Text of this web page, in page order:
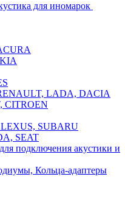
для иномарок
LADA, DACIA
CITROEN
SUBARU
SEAT
подключения акустики и
Кольца-адаптеры